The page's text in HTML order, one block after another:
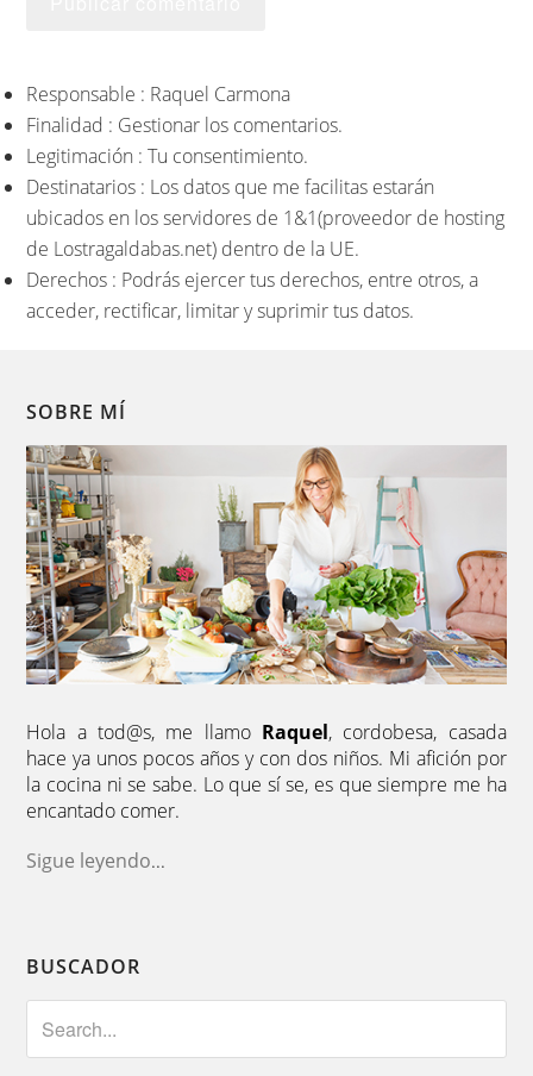
Responsable : Raquel Carmona
Finalidad : Gestionar los comentarios.
Legitimación : Tu consentimiento.
Destinatarios : Los datos que me facilitas estarán
ubicados en los servidores de 1&1(proveedor de hosting
de Lostragaldabas.net) dentro de la UE.
Derechos : Podrás ejercer tus derechos, entre otros, a
acceder, rectificar, limitar y suprimir tus datos.
SOBRE MÍ
Hola a tod@s, me llamo Raquel, cordobesa, casada
hace ya unos pocos años y con dos niños. Mi afición por
la cocina ni se sabe. Lo que sí se, es que siempre me ha
encantado comer.
Sigue leyendo...
BUSCADOR